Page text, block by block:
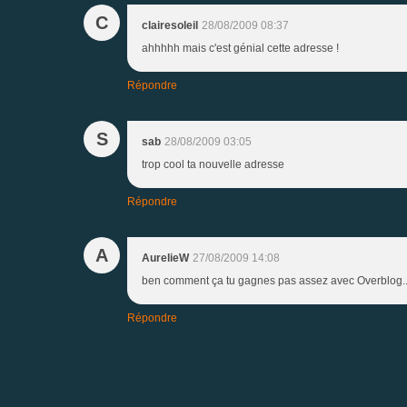
C clairesoleil 28/08/2009 08:37
ahhhhh mais c'est génial cette adresse !
Répondre
S sab 28/08/2009 03:05
trop cool ta nouvelle adresse
Répondre
A AurelieW 27/08/2009 14:08
ben comment ça tu gagnes pas assez avec
Répondre